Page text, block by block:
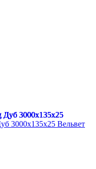
3000x135x25 Вельвет